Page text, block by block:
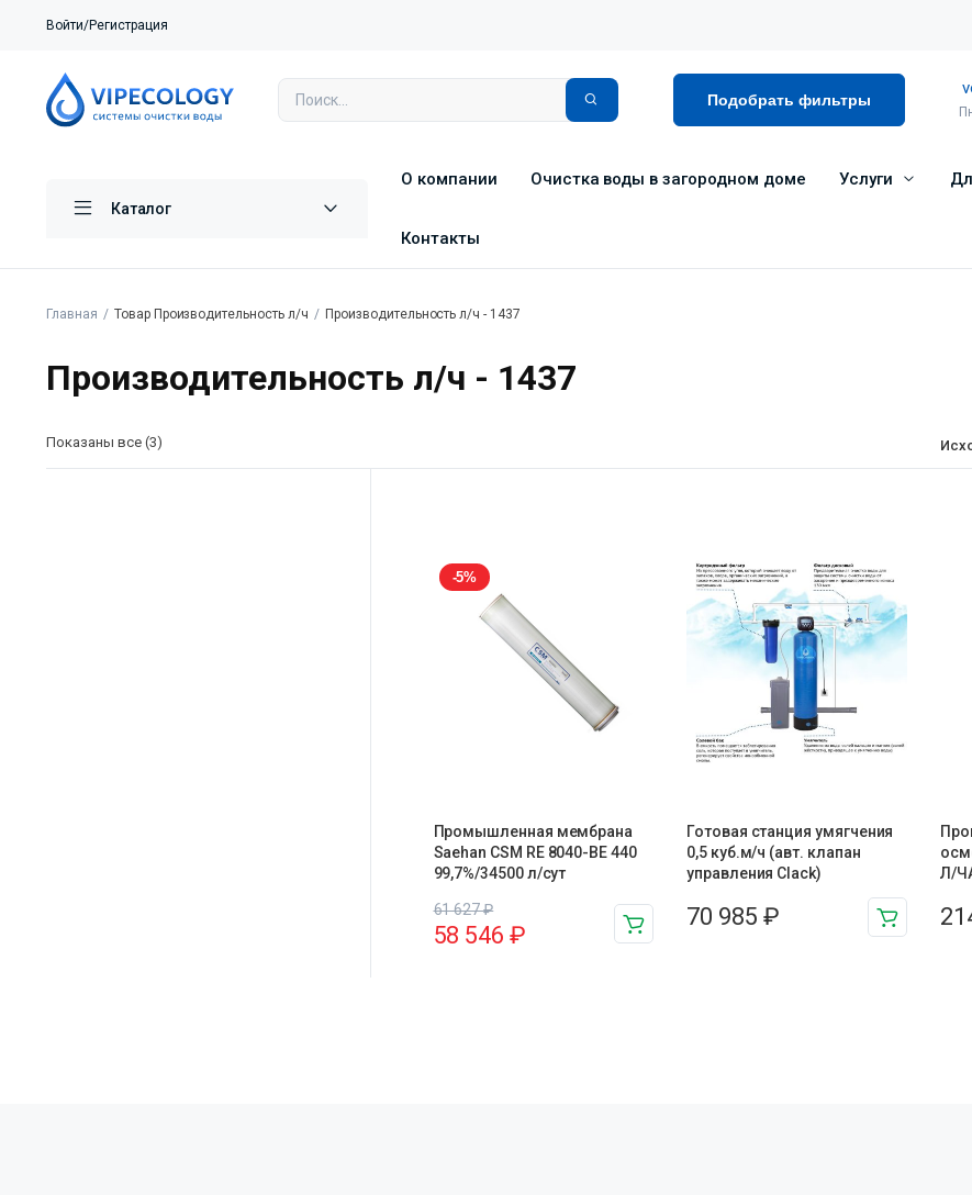
Войти/Регистрация
Подобрать фильтры
Каталог
О компании Очистка воды в загородном доме Услуги
Контакты
Главная Товар Производительность л/ч Производительность л/ч - 1437
Производительность л/ч - 1437
Показаны все (3)
-5%
Промышленная мембрана
Saehan CSM RE 8040-BE 440
99,7%/34500 л/сут
61 627₽
58 546₽
Готовая станция умягчения
0,5 куб.м/ч (авт. клапан
управления Clack)
70 985 ₽
Л/